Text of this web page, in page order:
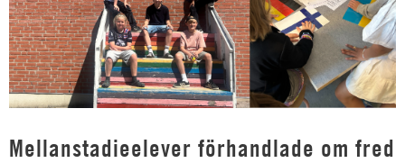
Mellanstadieelever förhandlade om fred